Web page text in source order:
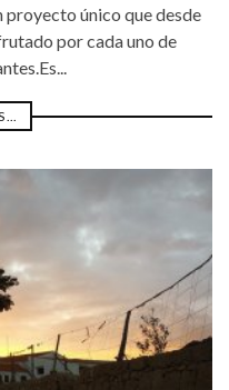
proyecto único que desde
por cada uno de
...